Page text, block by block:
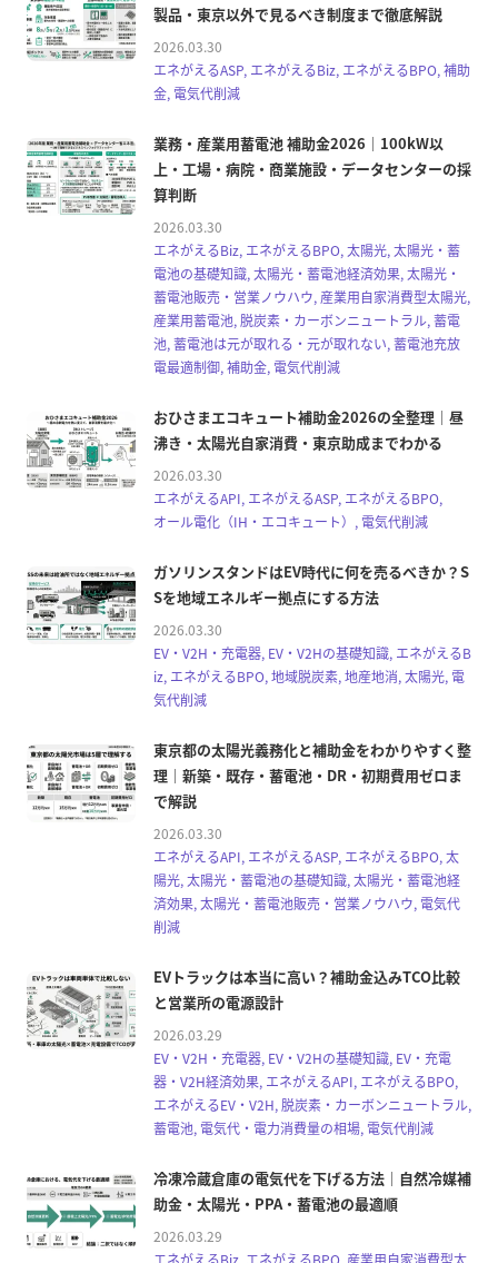
製品・東京以外で見るべき制度まで徹底解説
2026.03.30
エネがえるASP, エネがえるBiz, エネがえるBPO, 補助
金, 電気代削減
業務・産業用蓄電池 補助金2026｜100kW以
上・工場・病院・商業施設・データセンターの採
算判断
2026.03.30
エネがえるBiz, エネがえるBPO, 太陽光, 太陽光・蓄
電池の基礎知識, 太陽光・蓄電池経済効果, 太陽光・
蓄電池販売・営業ノウハウ, 産業用自家消費型太陽光,
産業用蓄電池, 脱炭素・カーボンニュートラル, 蓄電
池, 蓄電池は元が取れる・元が取れない, 蓄電池充放
電最適制御, 補助金, 電気代削減
おひさまエコキュート補助金2026の全整理｜昼
沸き・太陽光自家消費・東京助成までわかる
2026.03.30
エネがえるAPI, エネがえるASP, エネがえるBPO,
オール電化（IH・エコキュート）, 電気代削減
ガソリンスタンドはEV時代に何を売るべきか？S
Sを地域エネルギー拠点にする方法
2026.03.30
EV・V2H・充電器, EV・V2Hの基礎知識, エネがえるB
iz, エネがえるBPO, 地域脱炭素, 地産地消, 太陽光, 電
気代削減
東京都の太陽光義務化と補助金をわかりやすく整
理｜新築・既存・蓄電池・DR・初期費用ゼロま
で解説
2026.03.30
エネがえるAPI, エネがえるASP, エネがえるBPO, 太
陽光, 太陽光・蓄電池の基礎知識, 太陽光・蓄電池経
済効果, 太陽光・蓄電池販売・営業ノウハウ, 電気代
削減
EVトラックは本当に高い？補助金込みTCO比較
と営業所の電源設計
2026.03.29
EV・V2H・充電器, EV・V2Hの基礎知識, EV・充電
器・V2H経済効果, エネがえるAPI, エネがえるBPO,
エネがえるEV・V2H, 脱炭素・カーボンニュートラル,
蓄電池, 電気代・電力消費量の相場, 電気代削減
冷凍冷蔵倉庫の電気代を下げる方法｜自然冷媒補
助金・太陽光・PPA・蓄電池の最適順
2026.03.29
エネがえるBiz, エネがえるBPO, 産業用自家消費型太